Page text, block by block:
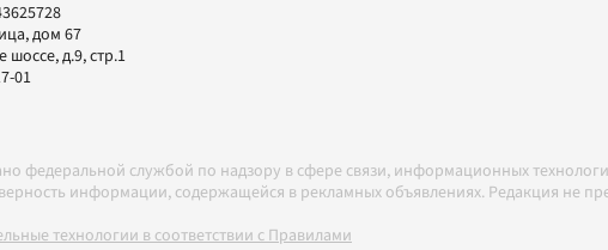
дом 67
шоссе, д.9, стр.1
01
федеральной службой по надзору в сфере связи, информационных
информации, содержащейся в рекламных объявлениях. Редакция не
технологии в соответствии с Правилами